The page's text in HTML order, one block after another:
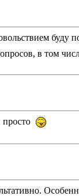
буду
в том